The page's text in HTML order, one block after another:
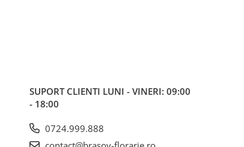
SUPORT CLIENTI LUNI - VINERI: 09:00
- 18:00
0724.999.888